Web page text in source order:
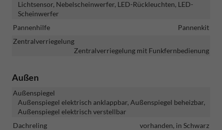
Lichtsensor, Nebelscheinwerfer, LED-Rückleuchten, LED-
Scheinwerfer
Pannenhilfe
Pannenkit
Zentralverriegelung
Zentralverriegelung mit Funkfernbedienung
Außen
Außenspiegel
Außenspiegel elektrisch anklappbar, Außenspiegel beheizbar,
Außenspiegel elektrisch verstellbar
Dachreling
vorhanden, in Schwarz